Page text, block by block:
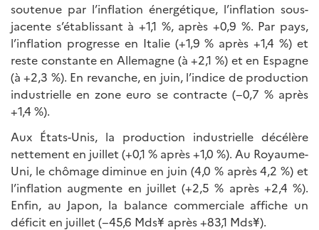
soutenue par l’inflation énergétique, l’inflation sous-
jacente s’établissant à +1,1 %, après +0,9 %. Par pays,
l’inflation progresse en Italie (+1,9 % après +1,4 %) et
reste constante en Allemagne (à +2,1 %) et en Espagne
(à +2,3 %). En revanche, en juin, l’indice de production
industrielle en zone euro se contracte (−0,7 % après
+1,4 %).
Aux États-Unis, la production industrielle décélère
nettement en juillet (+0,1 % après +1,0 %). Au Royaume-
Uni, le chômage diminue en juin (4,0 % après 4,2 %) et
l’inflation augmente en juillet (+2,5 % après +2,4 %).
Enfin, au Japon, la balance commerciale affiche un
déficit en juillet (−45,6 Mds¥ après +83,1 Mds¥).